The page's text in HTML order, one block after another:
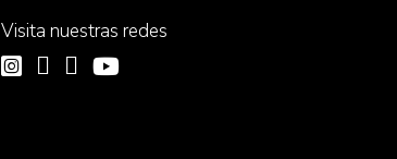
Visita nuestras redes